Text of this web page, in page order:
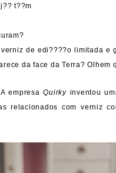
t??m
de edi????o limitada
da face da Terra? Olhem
empresaQuirkyinventou
relacionados com verniz